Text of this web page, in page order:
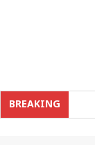
BREAKING